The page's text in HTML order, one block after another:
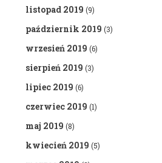
listopad 2019 (9)
październik 2019 (3)
wrzesień 2019 (6)
sierpień 2019 (3)
lipiec 2019 (6)
czerwiec 2019 (1)
maj 2019 (8)
kwiecień 2019 (5)